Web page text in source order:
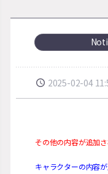
2025-02-04
その他の内容が追加
キャラクターの内容